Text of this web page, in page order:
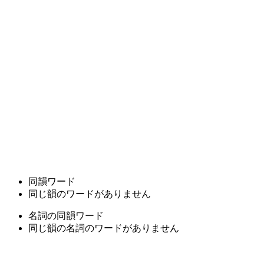
同韻ワード
同じ韻のワードがありません
名詞の同韻ワード
同じ韻の名詞のワードがありません